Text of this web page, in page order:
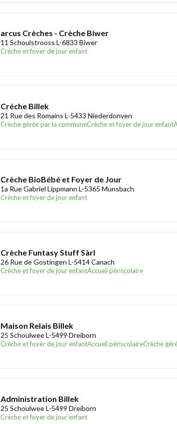
arcus Crèches - Crèche Biwer
11 Schoulstrooss L-6833 Biwer
Crèche et foyer de jour enfant
Créche Billek
21 Rue des Romains L-5433 Niederdonven
Crèche gérée par la communeCrèche et foyer de jour enfant
Crèche BioBébé et Foyer de Jour
1a Rue Gabriel Lippmann L-5365 Munsbach
Crèche et foyer de jour enfant
Crèche Funtasy Stuff Sàrl
26 Rue de Gostingen L-5414 Canach
Crèche et foyer de jour enfantAccueil périscolaire
Maison Relais Billek
25 Schoulwee L-5499 Dreiborn
Crèche et foyer de jour enfantAccueil périscolaireCrèche
Administration Billek
25 Schoulwee L-5499 Dreiborn
Crèche et foyer de jour enfant